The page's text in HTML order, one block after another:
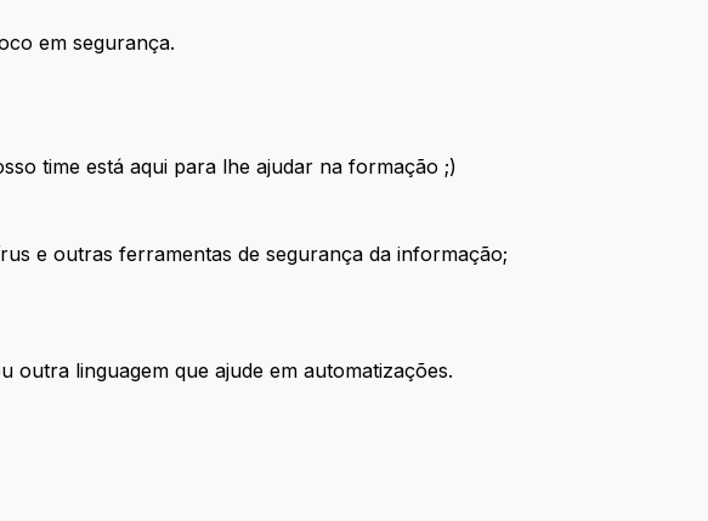
em segurança.
time está aqui para lhe ajudar na formação ;)
e outras ferramentas de segurança da informação;
linguagem que ajude em automatizações.